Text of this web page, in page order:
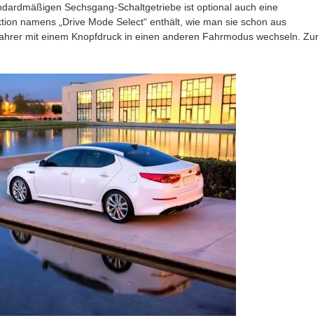
Sechsgang-Schaltgetriebe ist optional auch eine
namens „Drive Mode Select“ enthält, wie man sie schon aus
mit einem Knopfdruck in einen anderen Fahrmodus wechseln. Zur